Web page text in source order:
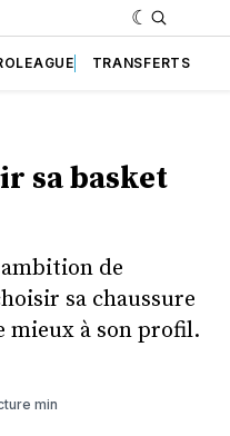
TRANSFERTS
sa basket
de
sa chaussure
mieux à son profil.
min